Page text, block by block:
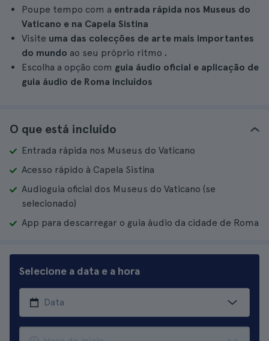
Poupe tempo com a entrada rápida nos Museus do
Vaticano e na Capela Sistina
Visite uma das colecções de arte mais importantes
do mundo ao seu próprio ritmo .
Escolha a opção com guia áudio oficial e aplicação de
guia áudio de Roma incluídos
O que está incluído
Entrada rápida nos Museus do Vaticano
Acesso rápido à Capela Sistina
Audioguia oficial dos Museus do Vaticano (se
selecionado)
App para descarregar o guia áudio da cidade de Roma
Selecione a data e a hora